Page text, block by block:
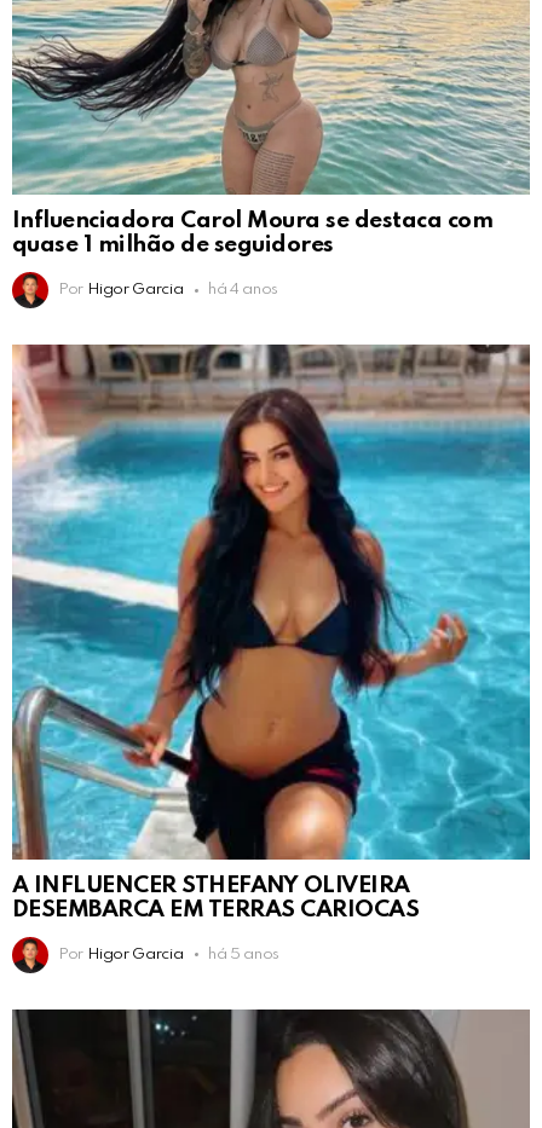
Influenciadora Carol Moura se destaca com
quase 1 milhão de seguidores
Por Higor Garcia há 4 anos
A INFLUENCER STHEFANY OLIVEIRA
DESEMBARCA EM TERRAS CARIOCAS
Por Higor Garcia há 5 anos